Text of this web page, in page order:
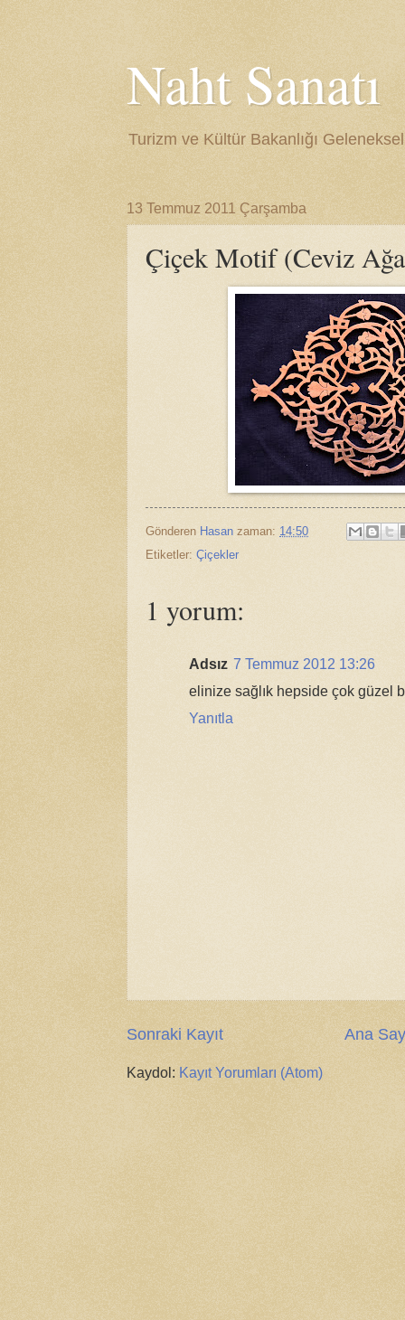
Naht Sanatı
Turizm ve Kültür Bakanlığı
13 Temmuz 2011 Çarşamba
Çiçek Motif (Ceviz
Gönderen Hasan zaman: 14:50
Etiketler: Çiçekler
1 yorum:
Adsız 7 Temmuz 2012 13:26
elinize sağlık hepside çok güzel
Yanıtla
Sonraki Kayıt Ana
Kaydol: Kayıt Yorumları (Atom)